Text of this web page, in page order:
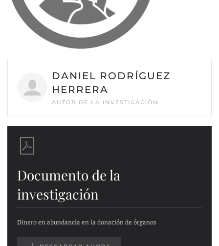
DANIEL RODRÍGUEZ
HERRERA
AUTOR DE LA INVESTIGACIÓN
Documento de la
investigación
Dinero en abundancia en la donación de órganos